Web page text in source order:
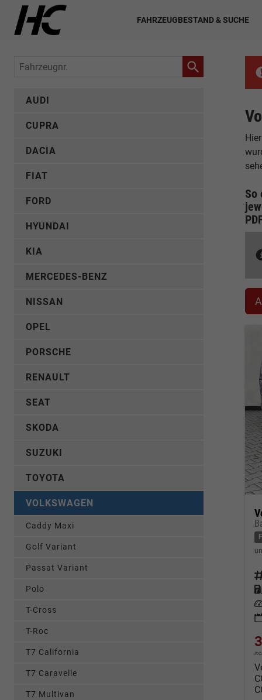
FAHRZEUGBESTAND & SUCHE
So
Fahrzeugnr.
AUDI
CUPRA
DACIA
FIAT
FORD
HYUNDAI
KIA
MERCEDES-BENZ
NISSAN
OPEL
PORSCHE
RENAULT
SEAT
SKODA
SUZUKI
TOYOTA
VOLKSWAGEN
Caddy Maxi
Golf Variant
Passat Variant
Polo
T-Cross
T-Roc
T7 California
T7 Caravelle
T7 Multivan